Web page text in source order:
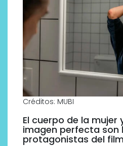
Créditos: MUBI
El cuerpo de la mujer
imagen perfecta son
protagonistas del film